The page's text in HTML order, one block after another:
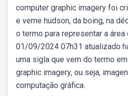
computer graphic imagery foi
e verne hudson, da boing, na
o termo para representar a área
01/09/2024 07h31 atualizado
uma sigla que vem do termo
graphic imagery, ou seja,
computação gráfica.